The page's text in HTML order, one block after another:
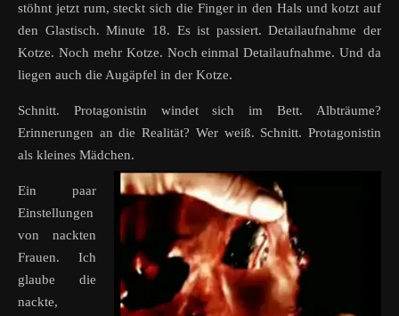
stöhnt jetzt rum, steckt sich die Finger in den Hals und kotzt auf
den Glastisch. Minute 18. Es ist passiert. Detailaufnahme der
Kotze. Noch mehr Kotze. Noch einmal Detailaufnahme. Und da
liegen auch die Augäpfel in der Kotze.
Schnitt. Protagonistin windet sich im Bett. Albträume?
Erinnerungen an die Realität? Wer weiß. Schnitt. Protagonistin
als kleines Mädchen.
Ein paar
Einstellungen
von nackten
Frauen. Ich
glaube die
nackte,